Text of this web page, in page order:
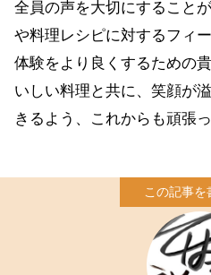
全員の声を大切にすること
や料理レシピに対するフィ
体験をより良くするための
いしい料理と共に、笑顔が
きるよう、これからも頑張